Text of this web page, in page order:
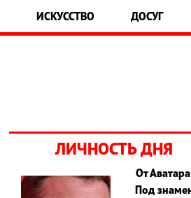
ИСКУССТВО ДОСУГ
ЛИЧНОСТЬ ДНЯ
От
Под